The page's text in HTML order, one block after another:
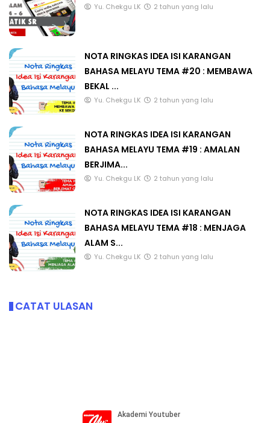
Yu. Chekgu LK 2 tahun yang lalu
NOTA RINGKAS IDEA ISI KARANGAN
BAHASA MELAYU TEMA #20 : MEMBAWA
BEKAL ...
Yu. Chekgu LK 2 tahun yang lalu
NOTA RINGKAS IDEA ISI KARANGAN
BAHASA MELAYU TEMA #19 : AMALAN
BERJIMA...
Yu. Chekgu LK 2 tahun yang lalu
NOTA RINGKAS IDEA ISI KARANGAN
BAHASA MELAYU TEMA #18 : MENJAGA
ALAM S...
Yu. Chekgu LK 2 tahun yang lalu
CATAT ULASAN